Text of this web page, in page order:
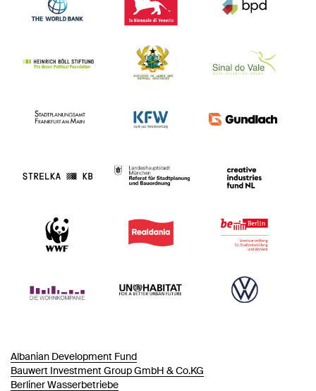
Albanian Development Fund
Bauwert Investment Group GmbH & Co.KG
Berliner Wasserbetriebe